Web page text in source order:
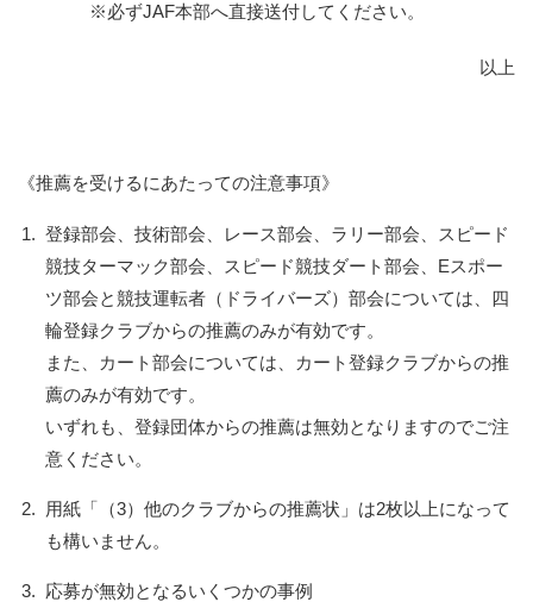
※必ずJAF本部へ直接送付してください。
以上
《推薦を受けるにあたっての注意事項》
1. 登録部会、技術部会、レース部会、ラリー部会、スピード
競技ターマック部会、スピード競技ダート部会、Eスポー
ツ部会と競技運転者（ドライバーズ）部会については、四
輪登録クラブからの推薦のみが有効です。
また、カート部会については、カート登録クラブからの推
薦のみが有効です。
いずれも、登録団体からの推薦は無効となりますのでご注
意ください。
2.
用紙「（3）他のクラブからの推薦状」は2枚以上になって
も構いません。
3. 応募が無効となるいくつかの事例